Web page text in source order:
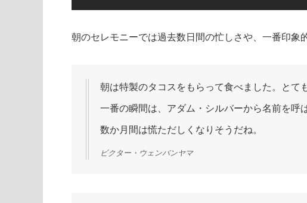
朝のセレモニーでは過去数日間の忙しさや、一番印象
朝は特製のタコスをもらって食べました。とて
一番の瞬間は、アダム・シルバーから名前を呼
数か月間は慌ただしくなりそうだね。
ビクター・ウェンバンヤマ